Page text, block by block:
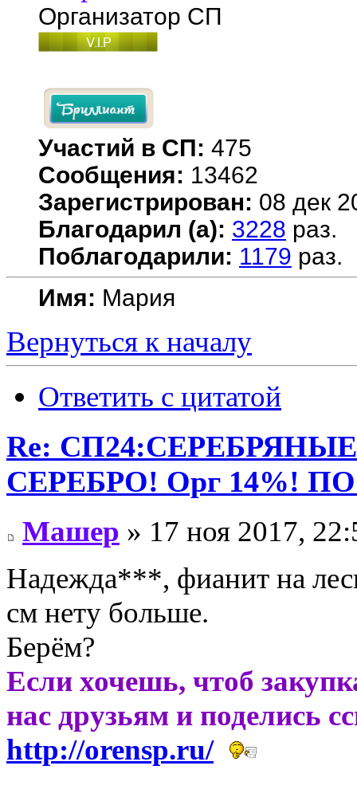
Организатор СП
Участий в СП: 475
Сообщения: 13462
Зарегистрирован: 08 дек
Благодарил (а): 3228 раз.
Поблагодарили: 1179 раз.
Имя: Мария
Вернуться к началу
Ответить с цитатой
Re:
СЕРЕБРО! Орг 14%!
Машер » 17 ноя 2017,
Надежда***, фианит на
см нету больше.
Берём?
Если хочешь, чтоб
нас друзьям и поделись
http://orensp.ru/